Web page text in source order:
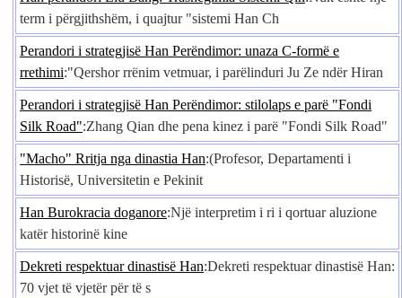
term i përgjithshëm, i quajtur "sistemi Han Ch
Perandori i strategjisë Han Perëndimor: unaza C-formë e
rrethimi:"Qershor rrënim vetmuar, i parëlinduri Ju Ze ndër Hiran
Perandori i strategjisë Han Perëndimor: stilolaps e parë "Fondi
Silk Road":Zhang Qian dhe pena kinez i parë "Fondi Silk Road"
"Macho" Rritja nga dinastia Han:(Profesor, Departamenti i
Historisë, Universitetin e Pekinit
Han Burokracia doganore:Një interpretim i ri i qortuar aluzione
katër historinë kine
Dekreti respektuar dinastisë Han:Dekreti respektuar dinastisë Han:
70 vjet të vjetër për të s